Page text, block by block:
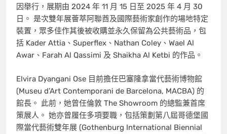
因舉行，展期由 2024 年 11 月 15 日至 2025 年 4 月 30
日。 是次雙年展薈萃阿聯酋及國際藝術家創作的場地特定
裝置，眾多佳作其後被收購並永久保留為公共藝術品，包
括 Kader Attia、Superflex、Nathan Coley、Wael Al
Awar、Farah Al Qassimi 及 Shaikha Al Ketbi 的作品。
Elvira Dyangani Ose 目前擔任巴塞隆拿當代藝術博物館
(Museu d’Art Contemporani de Barcelona, MACBA) 的
館長。 此前，她曾任倫敦 The Showroom 的總監兼首席
策展人。 她亦曾履任多項要職，包括策劃第八屆哥德堡國
際當代藝術雙年展 (Gothenburg International Biennial